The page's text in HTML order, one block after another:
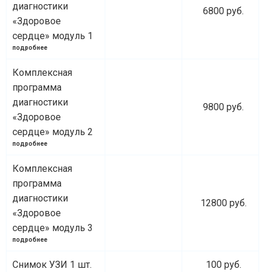
диагностики
«Здоровое
сердце» модуль 1
подробнее
6800 руб.
Комплексная
программа
диагностики
«Здоровое
сердце» модуль 2
подробнее
9800 руб.
Комплексная
программа
диагностики
«Здоровое
сердце» модуль 3
подробнее
12800 руб.
Снимок УЗИ 1 шт. 100 руб.